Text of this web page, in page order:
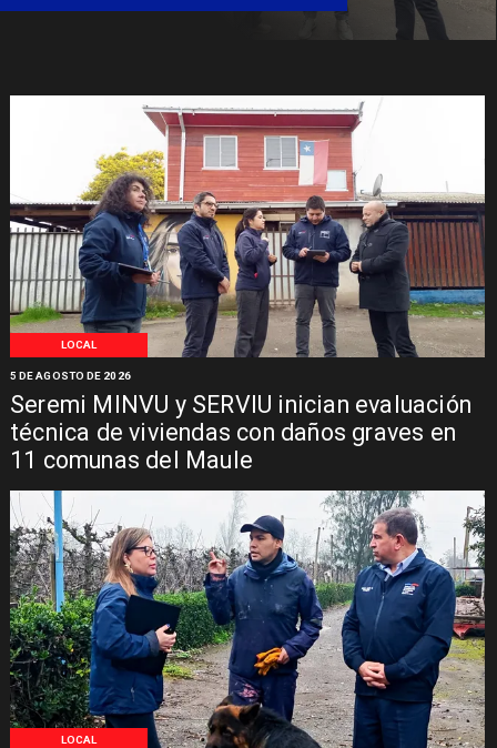
LOCAL
Seremi MINVU y SERVIU inician evaluación
técnica de viviendas con daños graves en
11 comunas del Maule
5 DE AGOSTO DE 2026
LOCAL